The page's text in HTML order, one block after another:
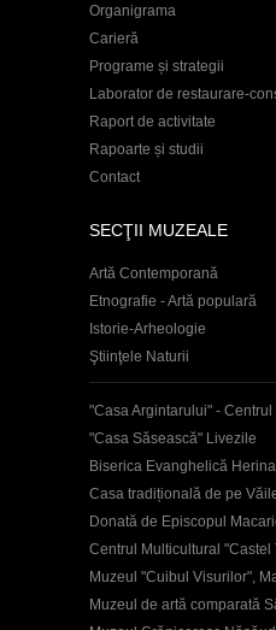
Organigrama
Carieră
Programe și strategii
Laborator de restaurare-
Raport de activitate
Rapoarte și studii
Contact
SECŢII MUZEALE
Artă Contemporană
Etnografie - Artă populară
Istorie-Arheologie
Ştiinţele Naturii
"Casa Argintarului" - Centrul
"Casa Săsească" Livezile
Biserica Evanghelică Herina
Casa tradițională de pe
Donată de Episcopul
Centrul Multicultural "Castel
Muzeul "Cuibul Visurilor",
Muzeul de artă comparată